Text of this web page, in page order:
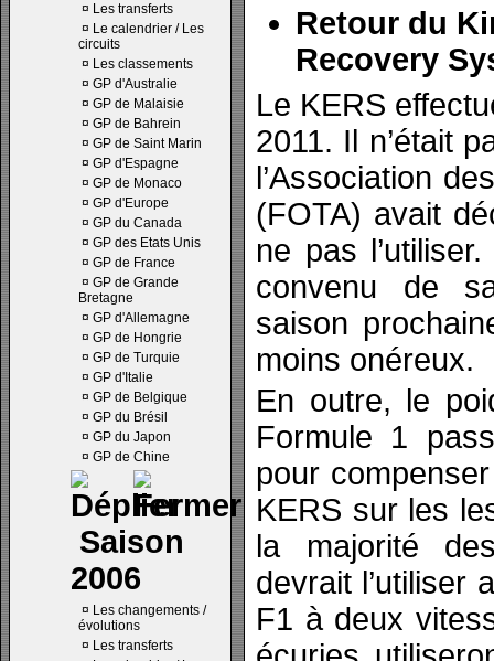
¤ Les transferts
¤ Le calendrier / Les
circuits
¤ Les classements
¤ GP d'Australie
¤ GP de Malaisie
¤ GP de Bahrein
¤ GP de Saint Marin
¤ GP d'Espagne
¤ GP de Monaco
¤ GP d'Europe
¤ GP du Canada
¤ GP des Etats Unis
¤ GP de France
¤ GP de Grande
Bretagne
¤ GP d'Allemagne
¤ GP de Hongrie
¤ GP de Turquie
¤ GP d'Italie
¤ GP de Belgique
¤ GP du Brésil
¤ GP du Japon
¤ GP de Chine
Saison
2006
¤ Les changements /
évolutions
¤ Les transferts
Retour du
Recovery
Le KERS
2011. Il n’était
l’Association
(FOTA) avait
ne pas
convenu de
saison
moins onéreux.
En outre, le
Formule 1
pour
KERS sur les
la majorité
devrait l’utiliser
F1 à deux